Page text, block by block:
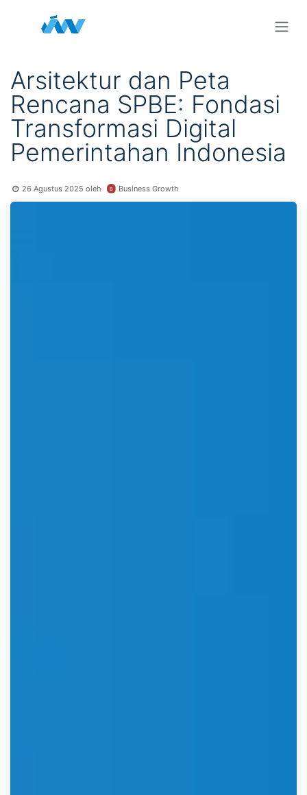
Arsitektur dan Peta
Rencana SPBE: Fondasi
Transformasi Digital
Pemerintahan Indonesia
26 Agustus 2025 oleh Business Growth